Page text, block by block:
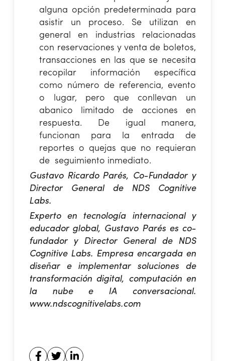
alguna opción predeterminada para
asistir un proceso. Se utilizan en
general en industrias relacionadas
con reservaciones y venta de boletos,
transacciones en las que se necesita
recopilar información específica
como número de referencia, evento
o lugar, pero que conllevan un
abanico limitado de acciones en
respuesta. De igual manera,
funcionan para la entrada de
reportes o quejas que no requieran
de seguimiento inmediato.
Gustavo Ricardo Parés, Co-Fundador y
Director General de NDS Cognitive
Labs.
Experto en tecnología internacional y
educador global, Gustavo Parés es co-
fundador y Director General de NDS
Cognitive Labs. Empresa encargada en
diseñar e implementar soluciones de
transformación digital, computación en
la nube e IA conversacional.
www.ndscognitivelabs.com